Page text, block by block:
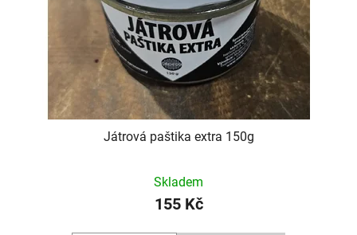
Játrová paštika extra 150g
Skladem
155 Kč